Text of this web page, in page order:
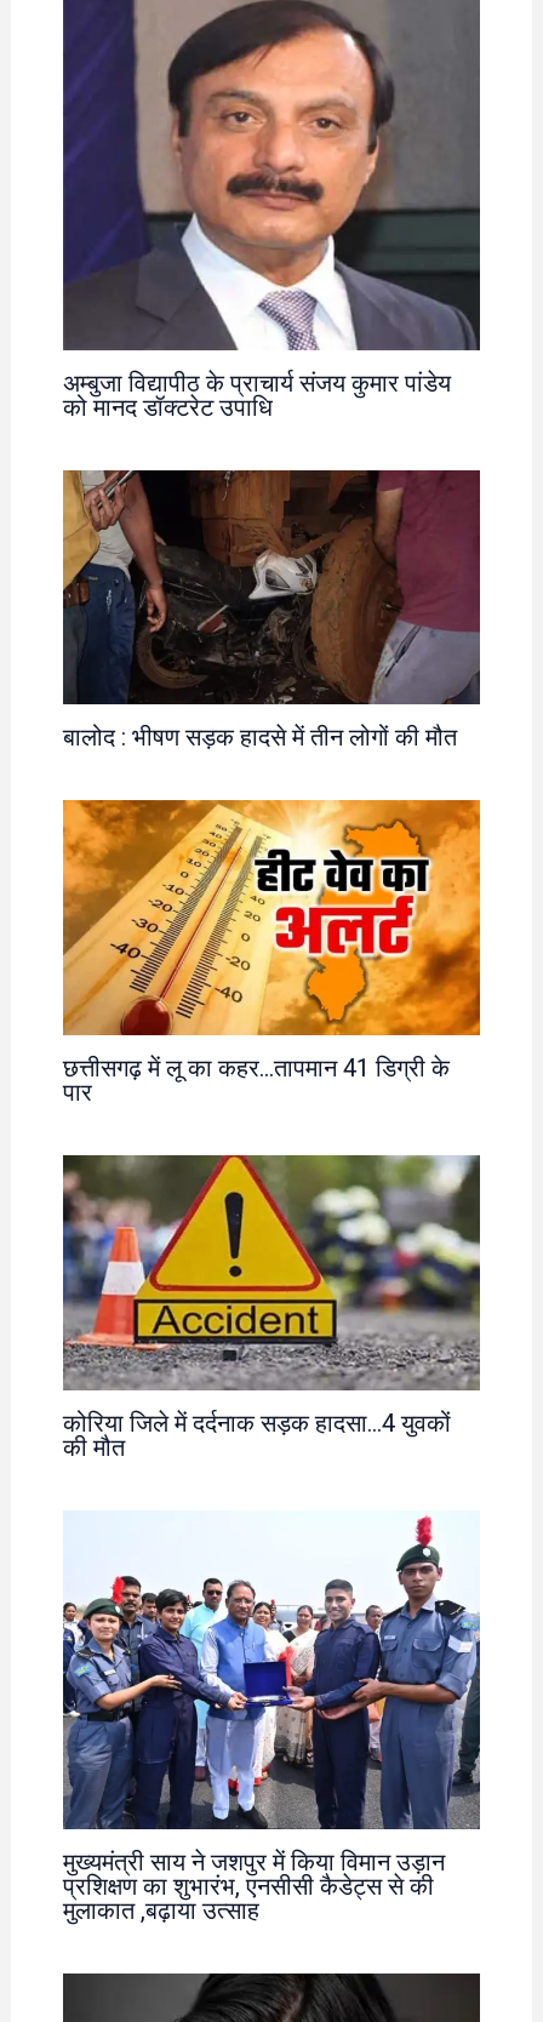
अम्बुजा विद्यापीठ के प्राचार्य संजय कुमार पांडेय
को मानद डॉक्टरेट उपाधि
बालोद : भीषण सड़क हादसे में तीन लोगों की मौत
छत्तीसगढ़ में लू का कहर…तापमान 41 डिग्री के
पार
कोरिया जिले में दर्दनाक सड़क हादसा…4 युवकों
की मौत
मुख्यमंत्री साय ने जशपुर में किया विमान उड़ान
प्रशिक्षण का शुभारंभ, एनसीसी कैडेट्स से की
मुलाकात ,बढ़ाया उत्साह